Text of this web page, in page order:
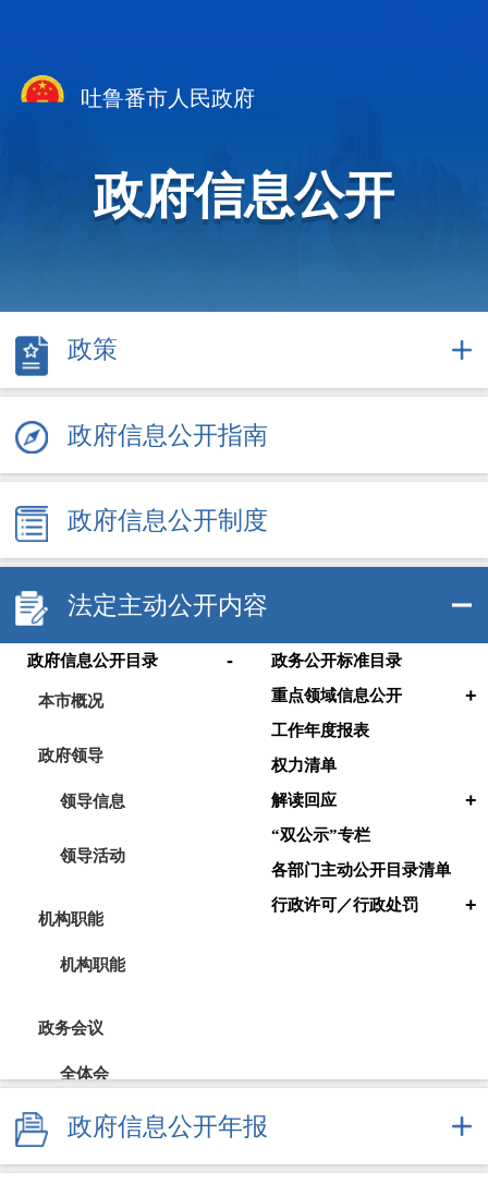
吐鲁番市人民政府
政府信息公开
政策
政府信息公开指南
政府信息公开制度
法定主动公开内容
政府信息公开目录 -
本市概况
政府领导
领导信息
领导活动
机构职能
机构职能
政务会议
全体会
常务会
政务公开标准目录
重点领域信息公开
+
工作年度报表
权力清单
解读回应
+
“双公示”专栏
各部门主动公开目录清单
行政许可／行政处罚
+
政府信息公开年报